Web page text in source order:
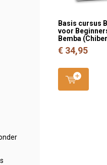
Basis cursus
voor
Bemba
€ 34,95